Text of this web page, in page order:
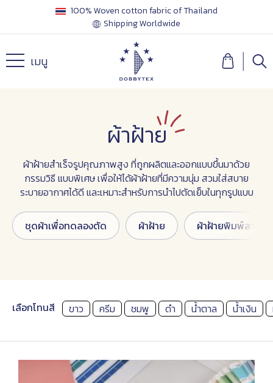
100% Woven cotton fabric of Thailand
Shipping Worldwide
เมนู
ผ้าฝ้าย
ผ้าฝ้ายสำเร็จรูปคุณภาพสูง ที่ถูกผลิตและออกแบบขึ้นมาด้วย
กรรมวิธี แบบพิเศษ เพื่อให้ได้ผ้าฝ้ายที่มีความนุ่ม สวมใส่สบาย
ระบายอากาศได้ดี และเหมาะสำหรับการนำไปตัดเย็บในทุกรูปแบบ
ชุดผ้าเพื่อทดลองตัด ผ้าฝ้าย ผ้าฝ้ายพิมพ์ลาย
เลือกโทนสี ขาว ครีม ชมพู ดำ น้ำตาล น้ำเงิน